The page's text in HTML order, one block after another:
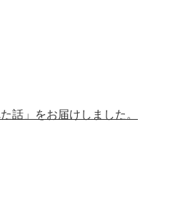
話」をお届けしました。